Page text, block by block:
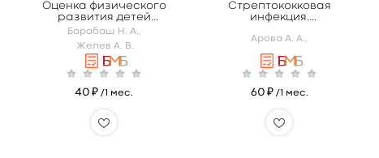
Оценка физического
развития детей
различного
Барабаш Н. А.,
Желев А. В.
40 ₽/1 мес.
Стрептококковая
инфекция.
Арова А. А.,
60 ₽ /1 мес.